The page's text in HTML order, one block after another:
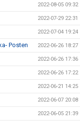
2022-08-05 09:32
2022-07-29 22:31
2022-07-04 19:24
Posten 2022-06-26 18:27
2022-06-26 17:36
2022-06-26 17:22
2022-06-21 14:25
2022-06-07 20:08
2022-06-05 21:39